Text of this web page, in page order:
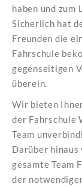
haben und
Sicherlich hat
Freunden die
Fahrschule
gegenseitigen
überein.
Wir bieten
der Fahrschule
Team
Darüber hinaus
gesamte Team
der